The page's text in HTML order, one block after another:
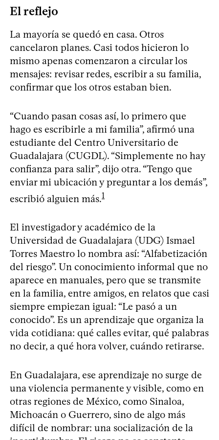
El reflejo
La mayoría se quedó en casa. Otros
cancelaron planes. Casi todos hicieron lo
mismo apenas comenzaron a circular los
mensajes: revisar redes, escribir a su familia,
confirmar que los otros estaban bien.
“Cuando pasan cosas así, lo primero que
hago es escribirle a mi familia”, afirmó una
estudiante del Centro Universitario de
Guadalajara (CUGDL). “Simplemente no hay
confianza para salir”, dijo otra. “Tengo que
enviar mi ubicación y preguntar a los demás”,
escribió alguien más.1
El investigador y académico de la
Universidad de Guadalajara (UDG) Ismael
Torres Maestro lo nombra así: “Alfabetización
del riesgo”. Un conocimiento informal que no
aparece en manuales, pero que se transmite
en la familia, entre amigos, en relatos que casi
siempre empiezan igual: “Le pasó a un
conocido”. Es un aprendizaje que organiza la
vida cotidiana: qué calles evitar, qué palabras
no decir, a qué hora volver, cuándo retirarse.
En Guadalajara, ese aprendizaje no surge de
una violencia permanente y visible, como en
otras regiones de México, como Sinaloa,
Michoacán o Guerrero, sino de algo más
difícil de nombrar: una socialización de la